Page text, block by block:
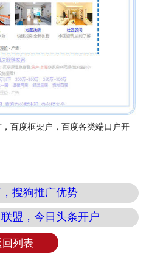
度框架户，百度各类端口户开
搜狗推广优势
盟，今日头条开户
回列表